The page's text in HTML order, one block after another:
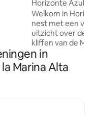
Horizonte Azul -
geweldig zeezicht
Welkom in
nest met een
uitzicht over de
kliffen van de
een mooie
stijlvolle kamers
zijn ze
in
Marina Alta